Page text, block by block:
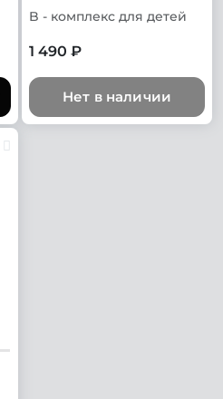
B - комплекс для детей
1 490 ₽
Нет в наличии